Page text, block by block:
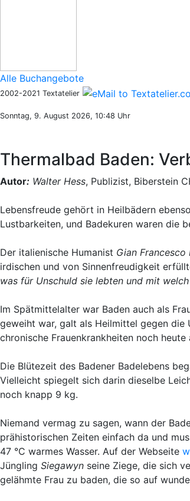
Alle Buchangebote
2002-2021 Textatelier
Sonntag, 9. August 2026, 10:48 Uhr
Thermalbad Baden:
Autor: Walter Hess, Publizist, Biberstein
Lebensfreude gehört in Heilbädern
Lustbarkeiten, und Badekuren waren die
Der italienische Humanist Gian Francesco
irdischen und von Sinnenfreudigkeit
was für Unschuld sie lebten und mit
Im Spätmittelalter war Baden auch als
geweiht war, galt als Heilmittel gegen die
chronische Frauenkrankheiten noch
Die Blütezeit des Badener Badelebens
Vielleicht spiegelt sich darin dieselbe
noch knapp 9 kg.
Niemand vermag zu sagen, wann der
prähistorischen Zeiten einfach da und
47 °C warmes Wasser. Auf der Webseite
Jüngling Siegawyn seine Ziege, die sich
gelähmte Frau zu baden, die so auf